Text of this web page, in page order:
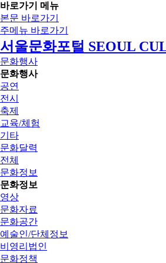
바로가기 메뉴
본문 바로가기
주메뉴 바로가기
서울문화포털 SEOUL
문화행사
문화행사
공연
전시
축제
교육/체험
기타
문화달력
전체
문화정보
문화정보
영상
문화자료
문화공간
예술인/단체정보
비영리법인
문화정책